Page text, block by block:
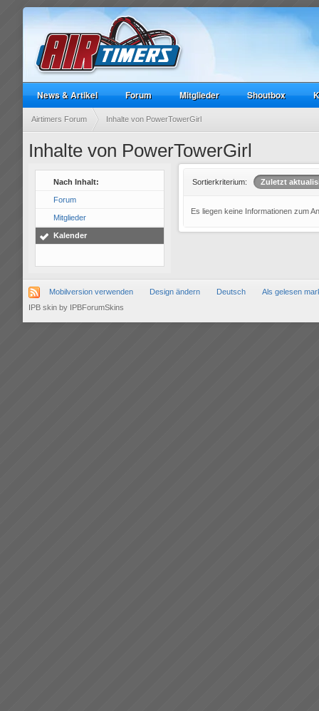
News & Artikel Forum Mitglieder Shoutbox
Airtimers Forum Inhalte von PowerTowerGirl
Inhalte von PowerTowerGirl
Nach Inhalt:
Forum
Mitglieder
Kalender
Sortierkriterium: Zuletzt
Es liegen keine Informationen zum
Mobilversion verwenden Design ändern Deutsch
Als gelesen
IPB skin by IPBForumSkins